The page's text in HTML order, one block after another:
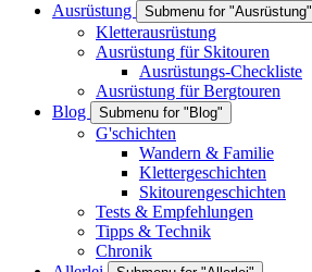
Ausrüstung
Submenu for "Ausrüstung"
Kletterausrüstung
Ausrüstung für Skitouren
Ausrüstungs-Checkliste
Ausrüstung für Bergtouren
Blog
Submenu for "Blog"
G'schichten
Wandern & Familie
Klettergeschichten
Skitourengeschichten
Tests & Empfehlungen
Tipps & Technik
Chronik